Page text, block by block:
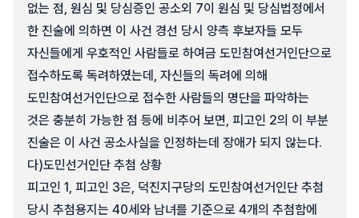
없는 점, 원심 및 당심증인 공소외 7이 원심 및 당심법정에서
한 진술에 의하면 이 사건 경선 당시 양측 후보자들 모두
자신들에게 우호적인 사람들로 하여금 도민참여선거인단으로
접수하도록 독려하였는데, 자신들의 독려에 의해
도민참여선거인단으로 접수한 사람들의 명단을 파악하는
것은 충분히 가능한 점 등에 비추어 보면, 피고인 2의 이 부분
진술은 이 사건 공소사실을 인정하는데 장애가 되지 않는다.
다)도민선거인단 추첨 상황
피고인 1, 피고인 3은, 덕진지구당의 도민참여선거인단 추첨
당시 추첨용지는 40세와 남녀를 기준으로 4개의 추첨함에